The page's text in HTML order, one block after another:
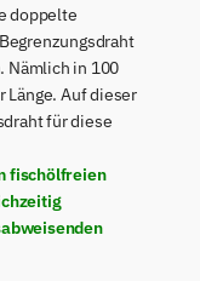
doppelte
Nämlich in 100
Länge. Auf dieser
für diese
fischölfreien